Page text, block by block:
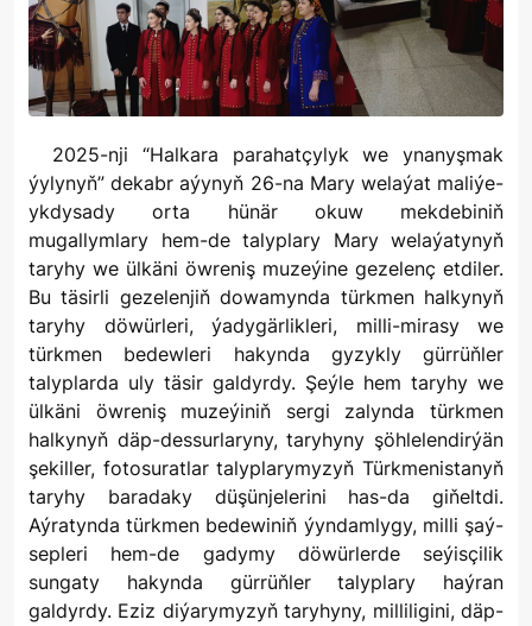
2025-nji “Halkara parahatçylyk we ynanyşmak
ýylynyň” dekabr aýynyň 26-na Mary welaýat maliýe-
ykdysady orta hünär okuw mekdebiniň
mugallymlary hem-de talyplary Mary welaýatynyň
taryhy we ülkäni öwreniş muzeýine gezelenç etdiler.
Bu täsirli gezelenjiň dowamynda türkmen halkynyň
taryhy döwürleri, ýadygärlikleri, milli-mirasy we
türkmen bedewleri hakynda gyzykly gürrüňler
talyplarda uly täsir galdyrdy. Şeýle hem taryhy we
ülkäni öwreniş muzeýiniň sergi zalynda türkmen
halkynyň däp-dessurlaryny, taryhyny şöhlelendirýän
şekiller, fotosuratlar talyplarymyzyň Türkmenistanyň
taryhy baradaky düşünjelerini has-da giňeltdi.
Aýratynda türkmen bedewiniň ýyndamlygy, milli şaý-
sepleri hem-de gadymy döwürlerde seýisçilik
sungaty hakynda gürrüňler talyplary haýran
galdyrdy. Eziz diýarymyzyň taryhyny, milliligini, däp-